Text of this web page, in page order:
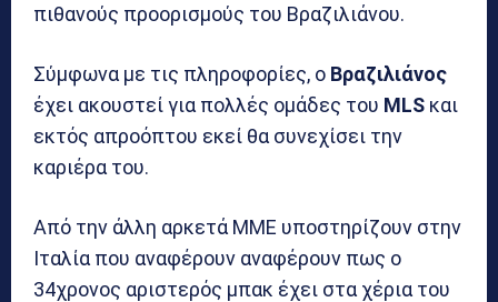
πιθανούς προορισμούς του Βραζιλιάνου.
Σύμφωνα με τις πληροφορίες, ο Βραζιλιάνος
έχει ακουστεί για πολλές ομάδες του MLS και
εκτός απροόπτου εκεί θα συνεχίσει την
καριέρα του.
Από την άλλη αρκετά ΜΜΕ υποστηρίζουν στην
Ιταλία που αναφέρουν αναφέρουν πως ο
34χρονος αριστερός μπακ έχει στα χέρια του